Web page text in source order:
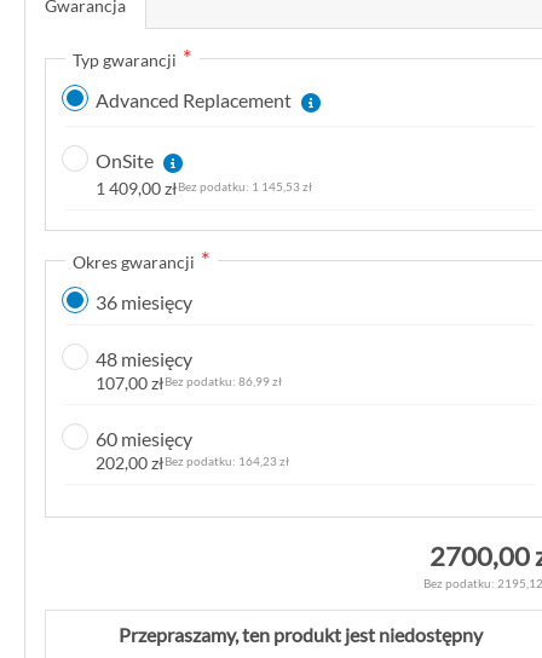
Gwarancja
Typ gwarancji
Advanced Replacement
OnSite
1 409,00 zł 1 145,53 zł
Okres gwarancji
36 miesięcy
48 miesięcy
107,00 zł 86,99 zł
60 miesięcy
202,00 zł 164,23 zł
2700,00
Przepraszamy, ten produkt jest niedostępny